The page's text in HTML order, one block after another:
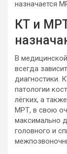
назначается
КТ и
В
всегда
диагностики.
патологии
лёгких, а
МРТ, в свою
максимально
головного и